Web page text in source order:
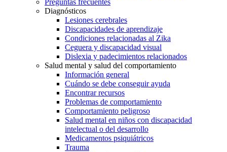
Diagnósticos
Lesiones cerebrales
Discapacidades de aprendizaje
Condiciones relacionadas al Zika
Ceguera y discapacidad visual
Dislexia y padecimientos relacionados
Salud mental y salud del comportamiento
Información general
Cuándo se debe conseguir ayuda
Encontrar recursos
Problemas de comportamiento
Comportamiento peligroso
Salud mental en niños con discapacidad
intelectual o del desarrollo
Medicamentos psiquiátricos
Trauma